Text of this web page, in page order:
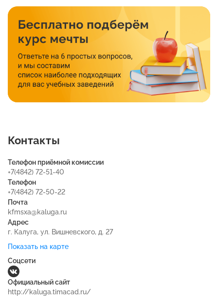
Контакты
Телефон приёмной комиссии
+7(4842) 72-51-40
Телефон
+7(4842) 72-50-22
Почта
kfmsxa@kaluga.ru
Адрес
г. Калуга, ул. Вишневского, д. 27
Показать на карте
Соцсети
Официальный сайт
http://kaluga.timacad.ru/